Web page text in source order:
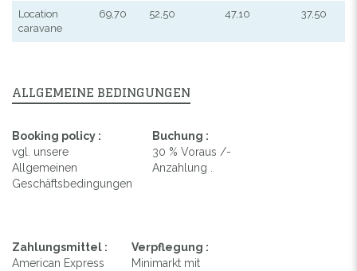
Location
caravane
69,70 52,50 47,10 37,50
ALLGEMEINE BEDINGUNGEN
Booking policy :
vgl. unsere
Allgemeinen
Geschäftsbedingungen
Buchung :
30 % Voraus /-
Anzahlung .
Zahlungsmittel :
American Express
Verpflegung :
Minimarkt mit